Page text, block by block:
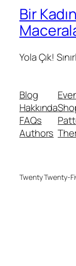
Bir
Yola Çık!
Blog
Hakkında
FAQs
Authors
Twenty Twenty-